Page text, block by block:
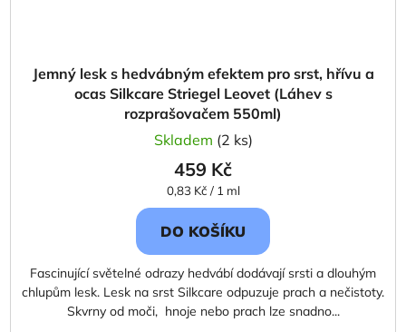
Jemný lesk s hedvábným efektem pro srst, hřívu a
ocas Silkcare Striegel Leovet (Láhev s
rozprašovačem 550ml)
Skladem (2 ks)
459 Kč
Měrná
cena:
0,83 Kč / 1 ml
DO KOŠÍKU
Fascinující světelné odrazy hedvábí dodávají srsti a dlouhým
chlupům lesk. Lesk na srst Silkcare odpuzuje prach a nečistoty.
Skvrny od moči, hnoje nebo prach lze snadno...